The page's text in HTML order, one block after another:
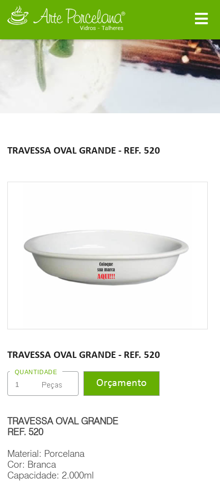
TRAVESSA OVAL GRANDE - REF. 520
TRAVESSA OVAL GRANDE - REF. 520
QUANTIDADE
TRAVESSA OVAL GRANDE
REF. 520
Material: Porcelana
Cor: Branca
Capacidade: 2.000ml